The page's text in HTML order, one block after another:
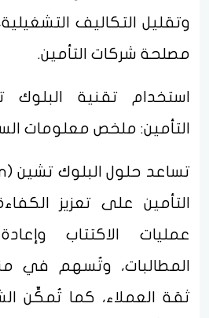
وتقليل التكاليف
مصلحة شركات التأمين.
استخدام تقنية
التأمين: ملخص معلومات
التأمين على تعزيز
عمليات الاكتتاب
المطالبات، وتُسهم في
ثقة العملاء، كما تُمكِّن